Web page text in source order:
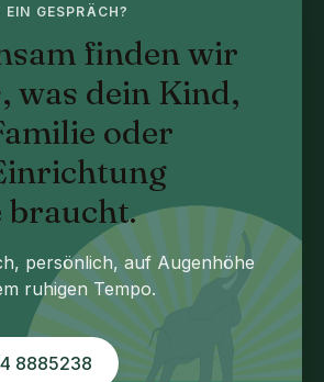
GESPRÄCH?
finden wir
was dein Kind,
oder
braucht.
persönlich, auf Augenhöhe
ruhigen Tempo.
8885238